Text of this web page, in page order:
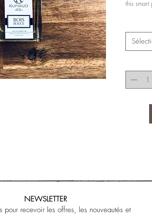
this smart
NEWSLETTER
pour recevoir les offres, les nouveautés et